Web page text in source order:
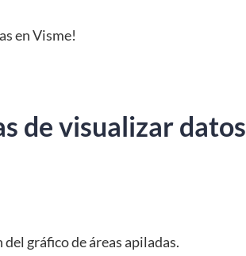
en Visme!
de visualizar datos
gráfico de áreas apiladas.